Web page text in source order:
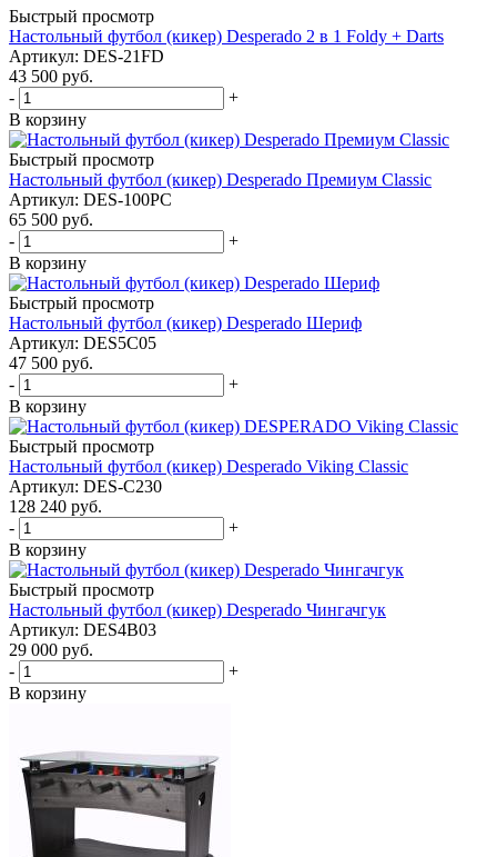
Быстрый просмотр
Настольный футбол (кикер) Desperado 2 в 1 Foldy + Darts
Артикул: DES-21FD
43 500 руб.
-
+
В корзину
Быстрый просмотр
Настольный футбол (кикер) Desperado Премиум Classic
Артикул: DES-100PC
65 500 руб.
-
+
В корзину
Быстрый просмотр
Настольный футбол (кикер) Desperado Шериф
Артикул: DES5C05
47 500 руб.
-
+
В корзину
Быстрый просмотр
Настольный футбол (кикер) Desperado Viking Classic
Артикул: DES-C230
128 240 руб.
-
+
В корзину
Быстрый просмотр
Настольный футбол (кикер) Desperado Чингачгук
Артикул: DES4B03
29 000 руб.
-
+
В корзину